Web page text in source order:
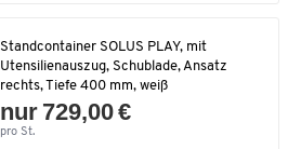
Standcontainer SOLUS PLAY, mit
Utensilienauszug, Schublade, Ansatz
rechts, Tiefe 400 mm, weiß
nur 729,00 €
pro St.